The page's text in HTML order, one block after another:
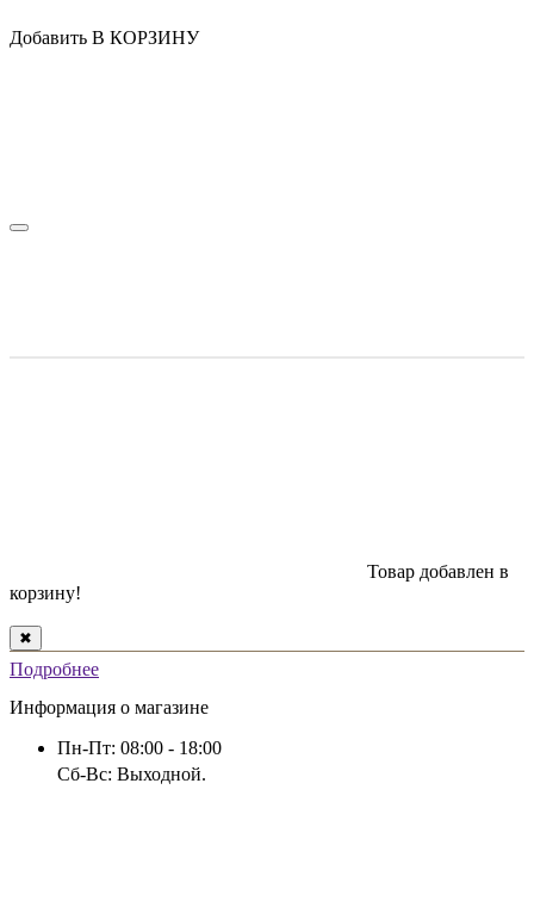
Добавить В КОРЗИНУ
Товар добавлен в
корзину!
✖
Подробнее
Информация о магазине
Пн-Пт: 08:00 - 18:00
Сб-Вс: Выходной.